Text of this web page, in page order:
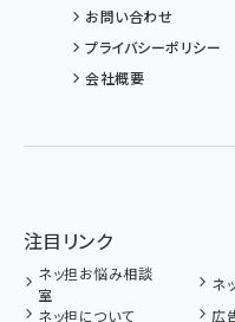
お問い合わせ
プライバシーポリシー
会社概要
注目リンク
ネッ担お悩み相談
室
ネ
ネッ担について
広